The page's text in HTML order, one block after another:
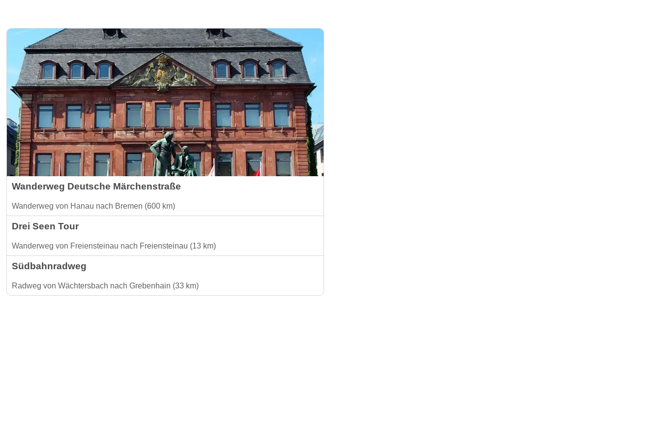
Wanderweg Deutsche Märchenstraße
Wanderweg von Hanau nach Bremen (600 km)
Drei Seen Tour
Wanderweg von Freiensteinau nach Freiensteinau (13 km)
Südbahnradweg
Radweg von Wächtersbach nach Grebenhain (33 km)